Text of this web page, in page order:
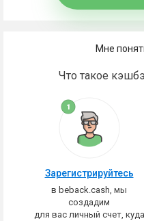
Мне
Что такое
Зарегистрируйтесь
в beback.cash, мы
создадим
для вас личный счет, куда